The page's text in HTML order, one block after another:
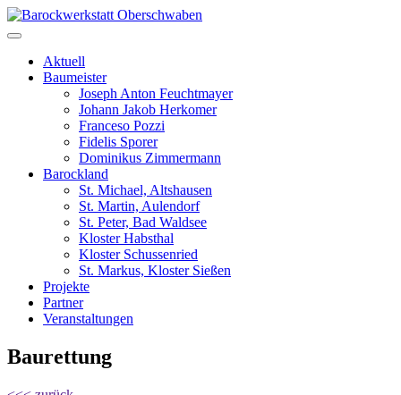
Aktuell
Baumeister
Joseph Anton Feuchtmayer
Johann Jakob Herkomer
Franceso Pozzi
Fidelis Sporer
Dominikus Zimmermann
Barockland
St. Michael, Altshausen
St. Martin, Aulendorf
St. Peter, Bad Waldsee
Kloster Habsthal
Kloster Schussenried
St. Markus, Kloster Sießen
Projekte
Partner
Veranstaltungen
Baurettung